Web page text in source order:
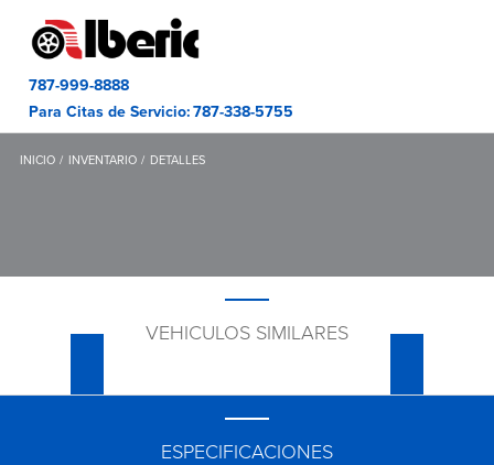
787-999-8888
Para Citas de Servicio:787-338-5755
INICIO INVENTARIO DETALLES
VEHICULOS SIMILARES
ESPECIFICACIONES